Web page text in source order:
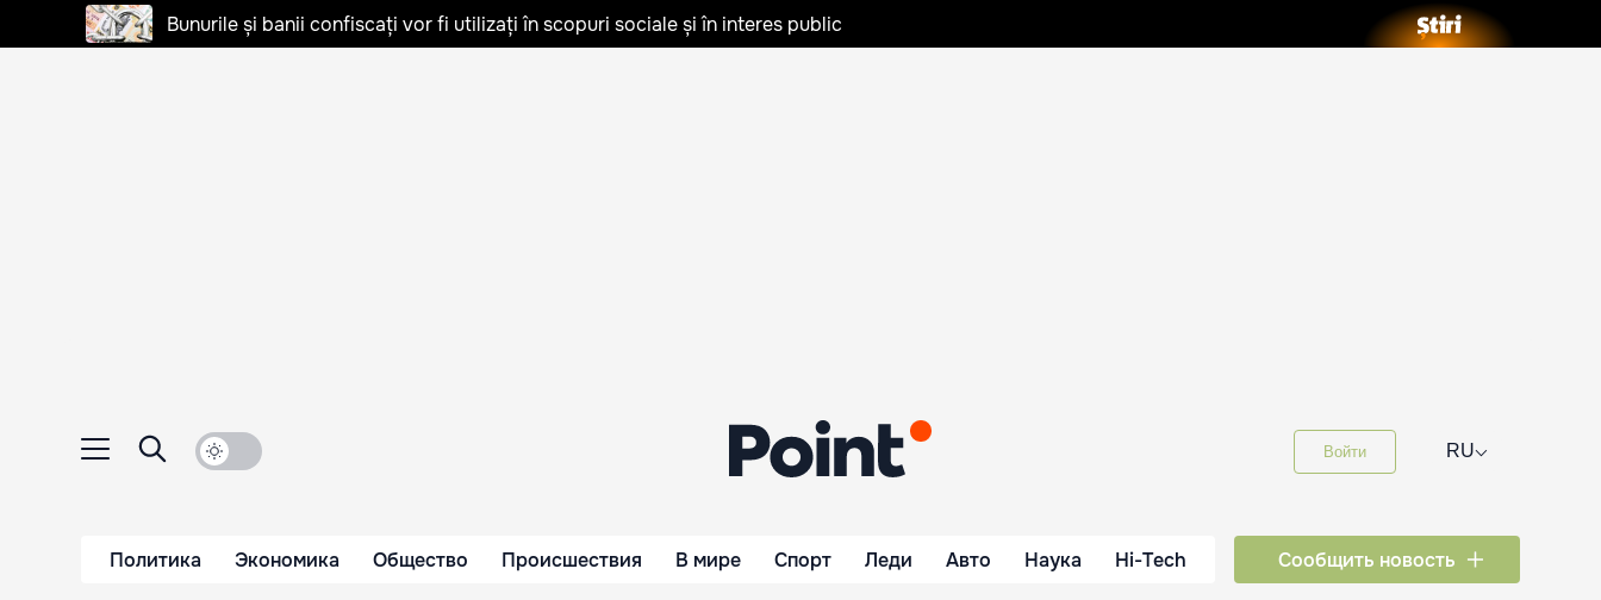
Bunurile și banii confiscați vor fi utilizați în scopuri sociale și în interes public
Войти RU⌵
Политика Экономика Общество Происшествия В мире Спорт Леди Авто Наука Hi-Tech Сообщить новость